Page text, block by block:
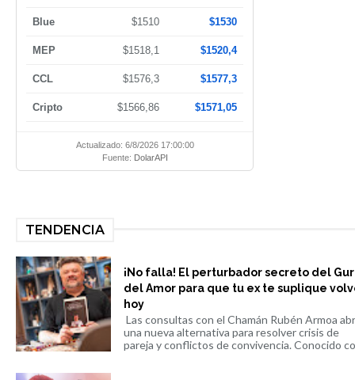
Blue $1510 $1530
MEP $1518,1 $1520,4
CCL $1576,3 $1577,3
Cripto $1566,86 $1571,05
Actualizado: 6/8/2026 17:00:00
Fuente: DolarAPI
TENDENCIA
¡No falla! El perturbador secreto del
del Amor para que tu ex te suplique
hoy
Las consultas con el Chamán Rubén Armoa
una nueva alternativa para resolver crisis de
pareja y conflictos de convivencia. Conocido